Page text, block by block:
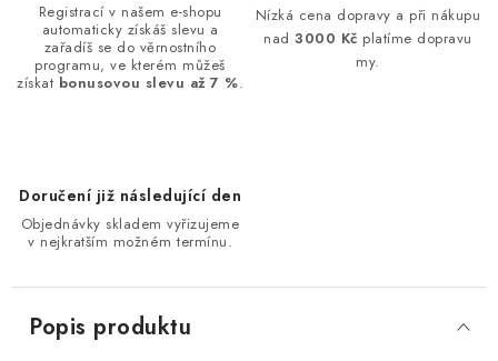
Registrací v našem e-shopu
automaticky získáš slevu a
zařadíš se do věrnostního
programu, ve kterém můžeš
získat bonusovou slevu až 7 %.
Nízká cena dopravy a při nákupu
nad3000 Kč platíme dopravu
my.
Doručení již následující den
Objednávky skladem vyřizujeme
v nejkratším možném termínu.
Popis produktu